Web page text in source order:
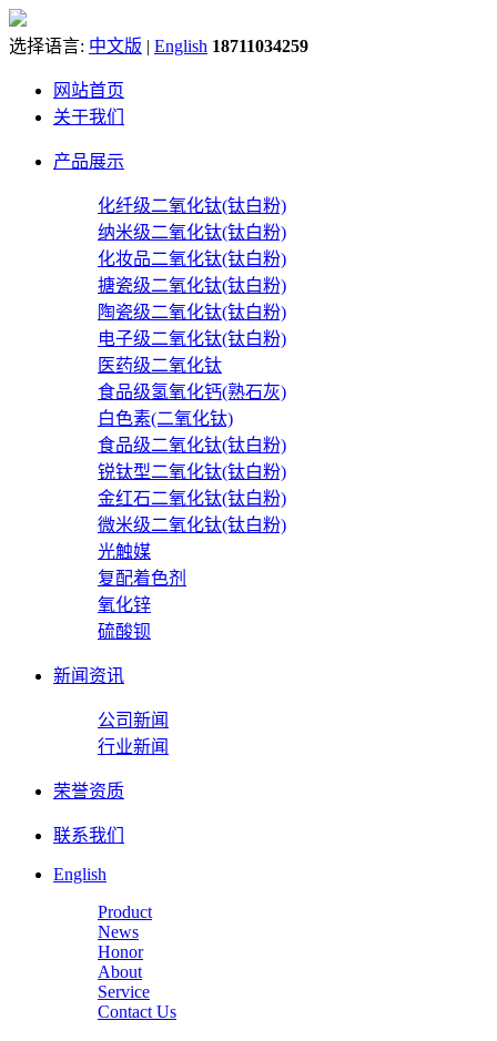
选择语言: 中文版 | English 18711034259
网站首页
关于我们
产品展示
化纤级二氧化钛(钛白粉)
纳米级二氧化钛(钛白粉)
化妆品二氧化钛(钛白粉)
搪瓷级二氧化钛(钛白粉)
陶瓷级二氧化钛(钛白粉)
电子级二氧化钛(钛白粉)
医药级二氧化钛
食品级氢氧化钙(熟石灰)
白色素(二氧化钛)
食品级二氧化钛(钛白粉)
锐钛型二氧化钛(钛白粉)
金红石二氧化钛(钛白粉)
微米级二氧化钛(钛白粉)
光触媒
复配着色剂
氧化锌
硫酸钡
新闻资讯
公司新闻
行业新闻
荣誉资质
联系我们
English
Product
News
Honor
About
Service
Contact Us